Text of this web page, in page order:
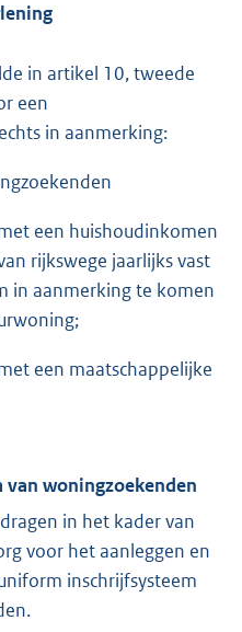
in artikel 10, tweede
een
in aanmerking:
een huishoudinkomen
rijkswege jaarlijks vast
in aanmerking te komen
een maatschappelijke
woningzoekenden
in het kader van
voor het aanleggen en
inschrijfsysteem